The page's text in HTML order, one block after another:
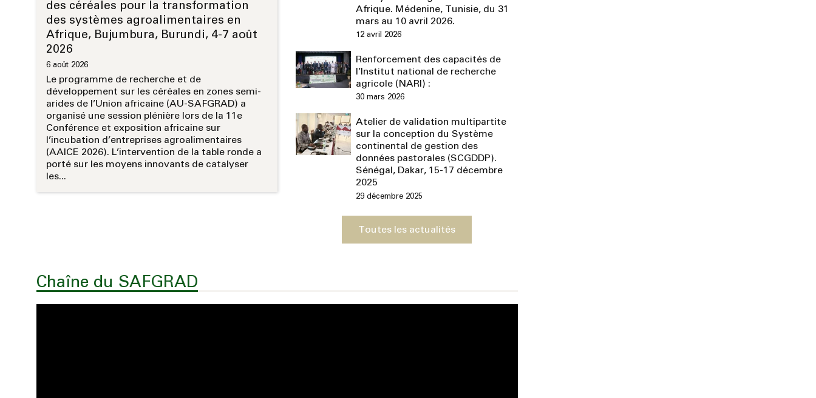
des céréales pour la transformation
des systèmes agroalimentaires en
Afrique, Bujumbura, Burundi, 4-7 août
2026
6 août 2026
Le programme de recherche et de
développement sur les céréales en zones semi-
arides de l’Union africaine (AU-SAFGRAD) a
organisé une session plénière lors de la 11e
Conférence et exposition africaine sur
l’incubation d’entreprises agroalimentaires
(AAICE 2026). L’intervention de la table ronde a
porté sur les moyens innovants de catalyser
les...
Afrique. Médenine, Tunisie, du 31
mars au 10 avril 2026.
12 avril 2026
Renforcement des capacités de
l’Institut national de recherche
agricole (NARI) :
30 mars 2026
Atelier de validation multipartite
sur la conception du Système
continental de gestion des
données pastorales (SCGDDP).
Sénégal, Dakar, 15-17 décembre
2025
29 décembre 2025
Toutes les actualités
Chaîne du SAFGRAD